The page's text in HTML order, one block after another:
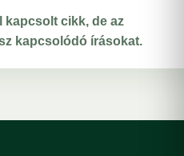
kapcsolt cikk, de az
kapcsolódó írásokat.